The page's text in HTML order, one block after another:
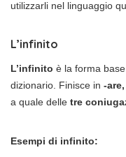
utilizzarli nel linguaggio
L’infinito
L’infinito è la forma
dizionario. Finisce in -
a quale delle tre
Esempi di infinito: